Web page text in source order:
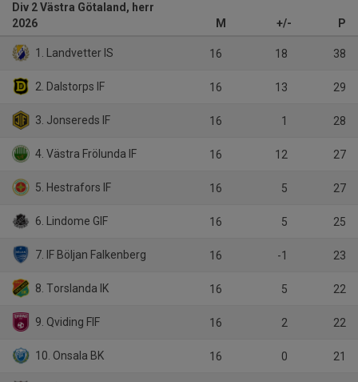
Div 2 Västra Götaland, herr
2026
M +/- P
1. Landvetter IS 16 18 38
2. Dalstorps IF 16 13 29
3. Jonsereds IF 16 1 28
4. Västra Frölunda IF 16 12 27
5. Hestrafors IF 16 5 27
6. Lindome GIF 16 5 25
7. IF Böljan Falkenberg 16 -1 23
8. Torslanda IK 16 5 22
9. Qviding FIF 16 2 22
10. Onsala BK 16 0 21